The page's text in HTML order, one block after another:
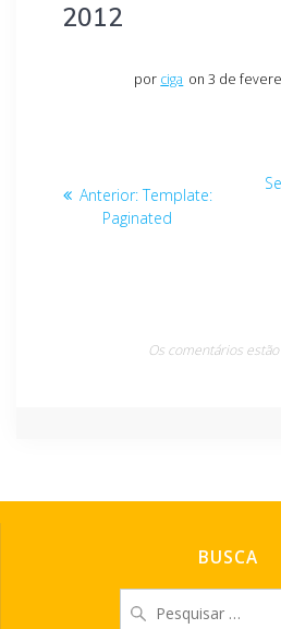
2012
por ciga on 3 de
Anterior:Post
anterior:
Template:
Paginated
Os comentários
BUSCA
por: